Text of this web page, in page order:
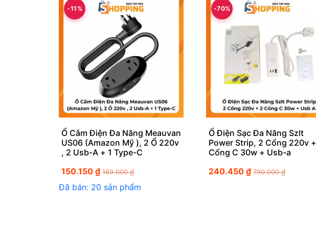
-11%
Ổ Cắm Điện Đa Năng Meauvan
US06 (Amazon Mỹ ), 2 Ổ 220v
, 2 Usb-A + 1 Type-C
150.150 ₫ 169.000₫
Đã bán: 20 sản phẩm
-70%
Ổ Điện Sạc Đa Năng Szlt
Power Strip, 2 Cổng 220v
Cổng C 30w + Usb-a
240.450₫ 790.000₫